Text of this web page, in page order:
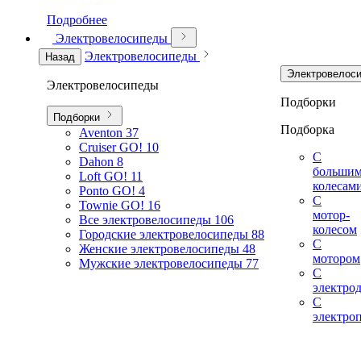
Подробнее
Электровелосипеды
Назад Электровелосипеды
Электровелосипеды
Подборки
Aventon 37
Cruiser GO! 10
Dahon 8
Loft GO! 11
Ponto GO! 4
Townie GO! 16
Все электровелосипеды 106
Городские электровелосипеды 88
Женские электровелосипеды 48
Мужские электровелосипеды 77
Подборки
Подборка
С
С
мотор-
колесом
С
мотором
С
С